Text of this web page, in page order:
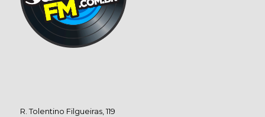
R. Tolentino Filgueiras, 119